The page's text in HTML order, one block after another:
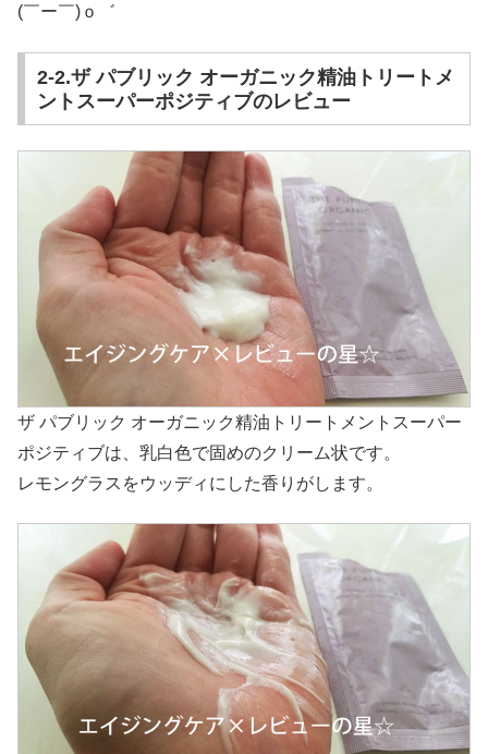
(￣ー￣)ｏ゛
2-2.ザ パブリック オーガニック精油トリートメ
ントスーパーポジティブのレビュー
ザ パブリック オーガニック精油トリートメントスーパー
ポジティブは、乳白色で固めのクリーム状です。
レモングラスをウッディにした香りがします。